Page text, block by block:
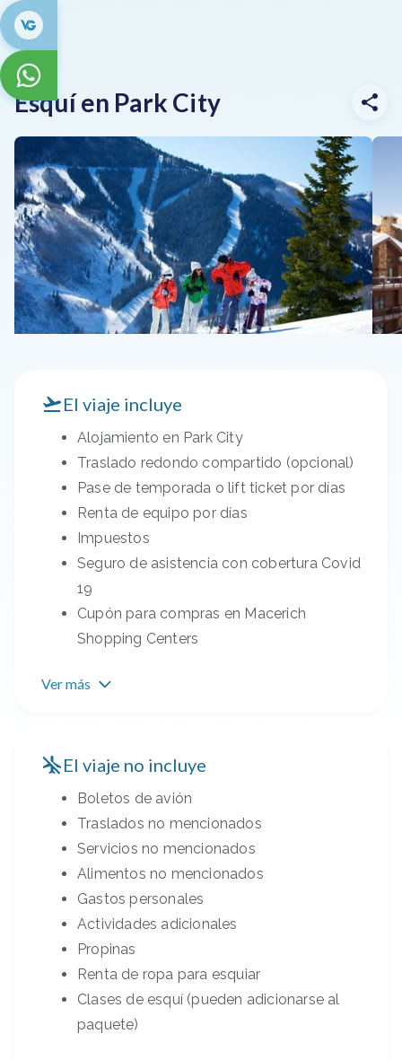
Esquí en Park City
El viaje incluye
Alojamiento en Park City
Traslado redondo compartido (opcional)
Pase de temporada o lift ticket por días
Renta de equipo por días
Impuestos
Seguro de asistencia con cobertura Covid
19
Cupón para compras en Macerich
Shopping Centers
Ver más
El viaje no incluye
Boletos de avión
Traslados no mencionados
Servicios no mencionados
Alimentos no mencionados
Gastos personales
Actividades adicionales
Propinas
Renta de ropa para esquiar
Clases de esquí (pueden adicionarse al
paquete)